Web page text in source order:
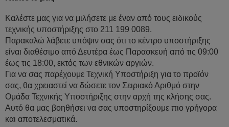
Καλέστε μας για να μιλήσετε με έναν από τους ειδικούς
τεχνικής υποστήριξης στο 211 199 0089.
Παρακαλώ λάβετε υπόψιν σας ότι το κέντρο υποστήριξης
είναι διαθέσιμο από Δευτέρα έως Παρασκευή από τις 09:00
έως τις 18:00, εκτός των εθνικών αργιών.
Για να σας παρέχουμε Τεχνική Υποστήριξη για το προϊόν
σας, θα χρειαστεί να δώσετε τον Σειριακό Αριθμό στην
Ομάδα Τεχνικής Υποστήριξης στην αρχή της κλήσης σας.
Αυτό θα μας βοηθήσει να σας υποστηρίξουμε πιο γρήγορα
και αποτελεσματικά.